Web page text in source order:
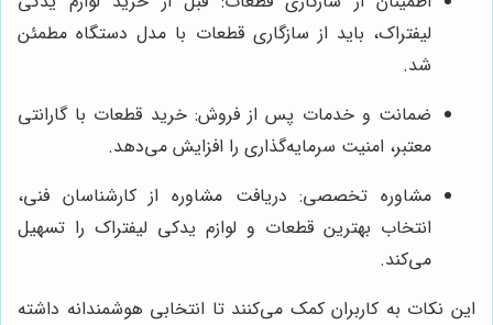
لیفتراک، باید از سازگاری قطعات با مدل دستگاه مطمئن
شد.
ضمانت و خدمات پس از فروش: خرید قطعات با گارانتی
معتبر، امنیت سرمایه‌گذاری را افزایش می‌دهد.
مشاوره تخصصی: دریافت مشاوره از کارشناسان فنی،
انتخاب بهترین قطعات و لوازم یدکی لیفتراک را تسهیل
می‌کند.
این نکات به کاربران کمک می‌کنند تا انتخابی هوشمندانه داشته